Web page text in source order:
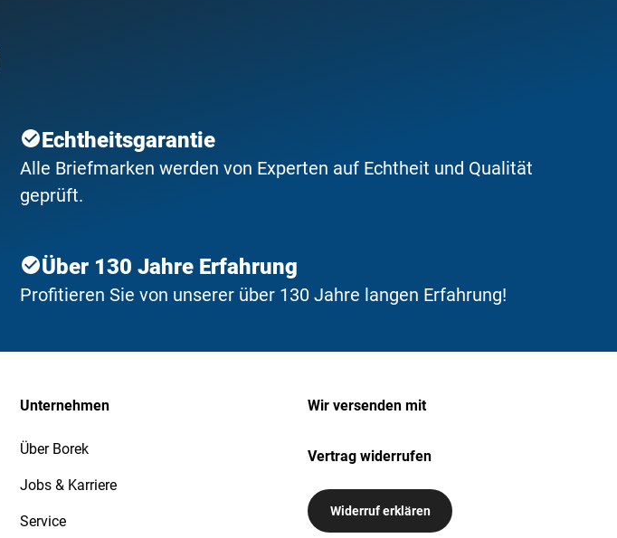
Echtheitsgarantie
Alle Briefmarken werden von Experten auf Echtheit und Qualität
geprüft.
Über 130 Jahre Erfahrung
Profitieren Sie von unserer über 130 Jahre langen Erfahrung!
Unternehmen
Über Borek
Jobs & Karriere
Service
Wir versenden mit
Vertrag widerrufen
Widerruf erklären